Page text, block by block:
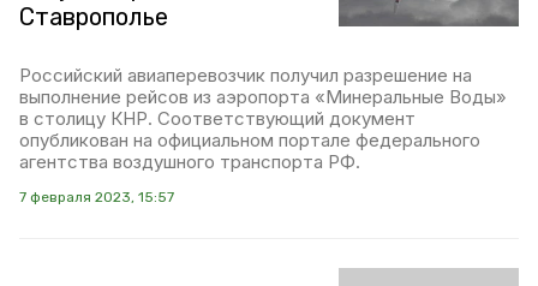
Ставрополье
Российский авиаперевозчик получил разрешение на
выполнение рейсов из аэропорта «Минеральные Воды»
в столицу КНР. Соответствующий документ
опубликован на официальном портале федерального
агентства воздушного транспорта РФ.
7 февраля 2023, 15:57